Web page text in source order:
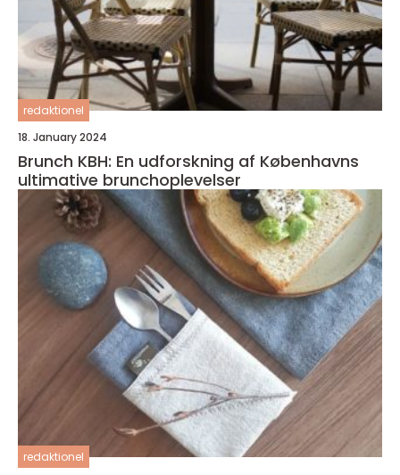
redaktionel
18. January 2024
Brunch KBH: En udforskning af Københavns
ultimative brunchoplevelser
redaktionel